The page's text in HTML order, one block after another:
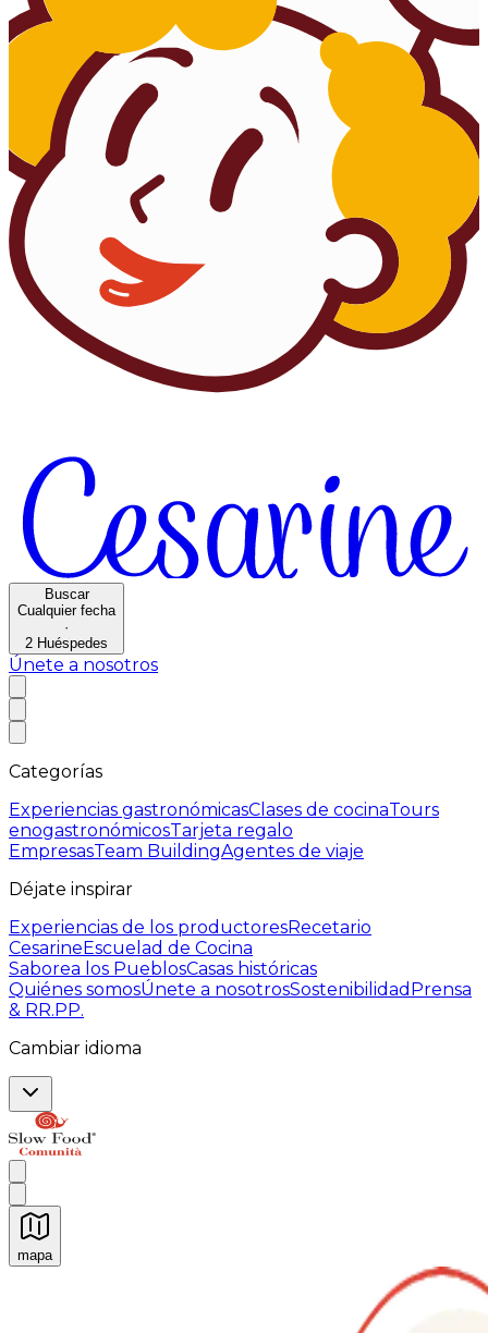
Buscar
Cualquier fecha
·
2 Huéspedes
Únete a nosotros
Categorías
Experiencias gastronómicasClases de cocinaTours
enogastronómicosTarjeta regalo
EmpresasTeam BuildingAgentes de viaje
Déjate inspirar
Experiencias de los productoresRecetario
CesarineEscuelad de Cocina
Saborea los PueblosCasas históricas
Quiénes somosÚnete a nosotrosSostenibilidad Prensa
& RR.PP.
Cambiar idioma
mapa
Experiencias culinarias inolvidables: Experiencias